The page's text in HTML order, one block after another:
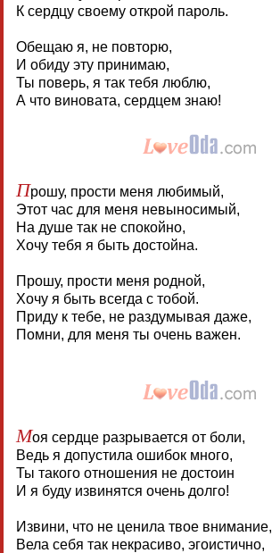
К сердцу своему открой пароль.
Обещаю я, не повторю,
И обиду эту принимаю,
Ты поверь, я так тебя люблю,
А что виновата, сердцем знаю!
Прошу, прости меня любимый,
Этот час для меня невыносимый,
На душе так не спокойно,
Хочу тебя я быть достойна.
Прошу, прости меня родной,
Хочу я быть всегда с тобой.
Приду к тебе, не раздумывая даже,
Помни, для меня ты очень важен.
Моя сердце разрывается от боли,
Ведь я допустила ошибок много,
Ты такого отношения не достоин
И я буду извинятся очень долго!
Извини, что не ценила твое внимание,
Вела себя так некрасиво, эгоистично,